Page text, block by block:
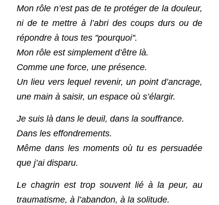
Mon rôle n’est pas de te protéger de la douleur,
ni de te mettre à l’abri des coups durs ou de
répondre à tous tes "pourquoi".
Mon rôle est simplement d’être là.
Comme une force, une présence.
Un lieu vers lequel revenir, un point d’ancrage,
une main à saisir, un espace où s’élargir.
Je suis là dans le deuil, dans la souffrance.
Dans les effondrements.
Même dans les moments où tu es persuadée
que j’ai disparu.
Le chagrin est trop souvent lié à la peur, au
traumatisme, à l’abandon, à la solitude.